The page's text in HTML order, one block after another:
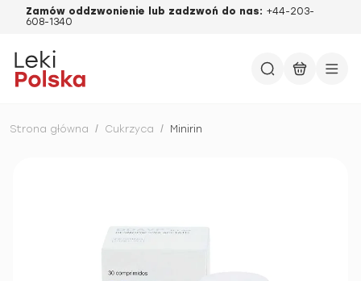
Zamów oddzwonienie lub zadzwoń do nas: +44-203-
608-1340
Strona główna / Cukrzyca / Minirin